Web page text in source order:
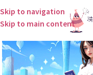
Skip to navigation
Skip to main content